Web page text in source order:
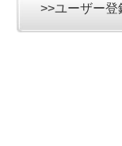
>>ユーザー